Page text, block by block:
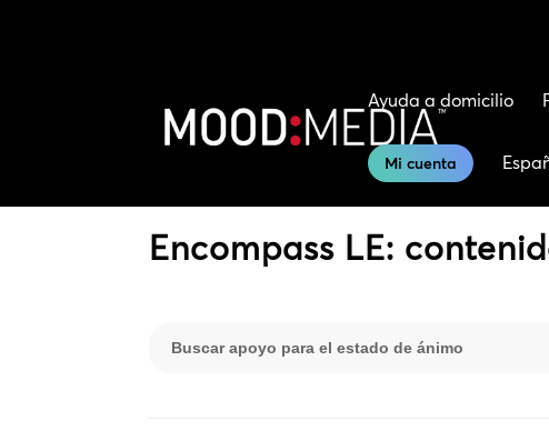
Ayuda a domicilio
Mi cuenta
Encompass LE: